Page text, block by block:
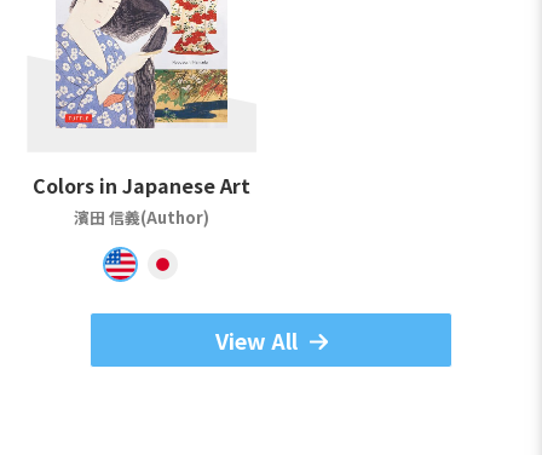
Colors in Japanese Art
濱田 信義(Author)
View All